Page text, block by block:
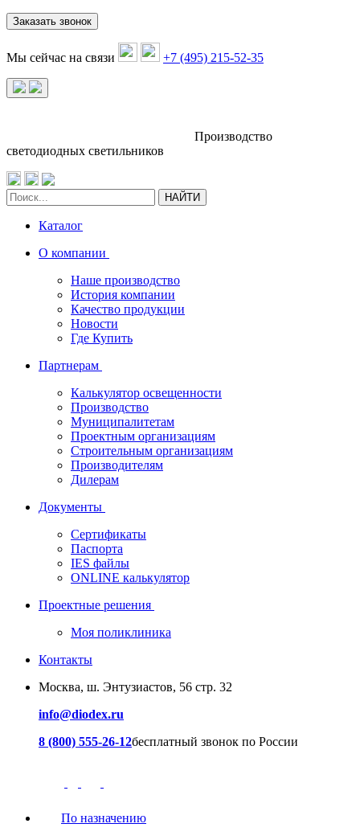
Заказать звонок
Мы сейчас на связи +7 (495) 215-52-35
Производство
светодиодных светильников
НАЙТИ
Каталог
О компании
Наше производство
История компании
Качество продукции
Новости
Где Купить
Партнерам
Калькулятор освещенности
Производство
Муниципалитетам
Проектным организациям
Строительным организациям
Производителям
Дилерам
Документы
Сертификаты
Паспорта
IES файлы
ONLINE калькулятор
Проектные решения
Моя поликлиника
Контакты
Москва, ш. Энтузиастов, 56 стр. 32
info@diodex.ru
8 (800) 555-26-12бесплатный звонок по России
По назначению